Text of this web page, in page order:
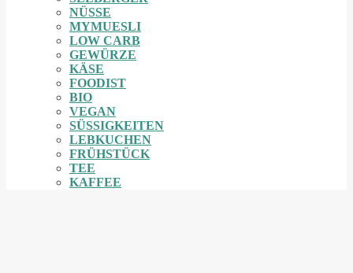
NÜSSE
MYMUESLI
LOW CARB
GEWÜRZE
KÄSE
FOODIST
BIO
VEGAN
SÜSSIGKEITEN
LEBKUCHEN
FRÜHSTÜCK
TEE
KAFFEE